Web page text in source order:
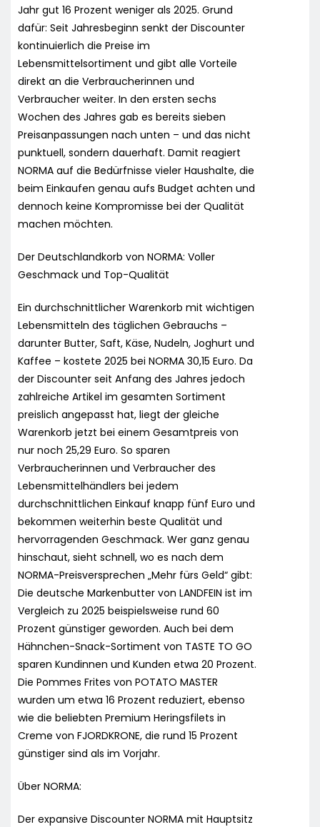
Jahr gut 16 Prozent weniger als 2025. Grund
dafür: Seit Jahresbeginn senkt der Discounter
kontinuierlich die Preise im
Lebensmittelsortiment und gibt alle Vorteile
direkt an die Verbraucherinnen und
Verbraucher weiter. In den ersten sechs
Wochen des Jahres gab es bereits sieben
Preisanpassungen nach unten – und das nicht
punktuell, sondern dauerhaft. Damit reagiert
NORMA auf die Bedürfnisse vieler Haushalte, die
beim Einkaufen genau aufs Budget achten und
dennoch keine Kompromisse bei der Qualität
machen möchten.
Der Deutschlandkorb von NORMA: Voller
Geschmack und Top-Qualität
Ein durchschnittlicher Warenkorb mit wichtigen
Lebensmitteln des täglichen Gebrauchs –
darunter Butter, Saft, Käse, Nudeln, Joghurt und
Kaffee – kostete 2025 bei NORMA 30,15 Euro. Da
der Discounter seit Anfang des Jahres jedoch
zahlreiche Artikel im gesamten Sortiment
preislich angepasst hat, liegt der gleiche
Warenkorb jetzt bei einem Gesamtpreis von
nur noch 25,29 Euro. So sparen
Verbraucherinnen und Verbraucher des
Lebensmittelhändlers bei jedem
durchschnittlichen Einkauf knapp fünf Euro und
bekommen weiterhin beste Qualität und
hervorragenden Geschmack. Wer ganz genau
hinschaut, sieht schnell, wo es nach dem
NORMA-Preisversprechen „Mehr fürs Geld“ gibt:
Die deutsche Markenbutter von LANDFEIN ist im
Vergleich zu 2025 beispielsweise rund 60
Prozent günstiger geworden. Auch bei dem
Hähnchen-Snack-Sortiment von TASTE TO GO
sparen Kundinnen und Kunden etwa 20 Prozent.
Die Pommes Frites von POTATO MASTER
wurden um etwa 16 Prozent reduziert, ebenso
wie die beliebten Premium Heringsfilets in
Creme von FJORDKRONE, die rund 15 Prozent
günstiger sind als im Vorjahr.
Über NORMA:
Der expansive Discounter NORMA mit Hauptsitz